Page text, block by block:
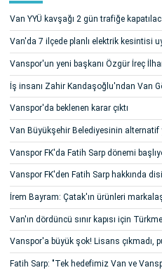
Van YYÜ kavşağı 2 gün trafiğe
Van'da 7 ilçede planlı elektrik kesintisi
Vanspor'un yeni başkanı Özgür İreç
İş insanı Zahir Kandaşoğlu'ndan Van
Vanspor'da beklenen karar çıktı
Van Büyükşehir Belediyesinin
Vanspor FK'da Fatih Sarp dönemi
Vanspor FK'den Fatih Sarp hakkında
İrem Bayram: Çatak'ın ürünleri
Van'ın dördüncü sınır kapısı için
Vanspor'a büyük şok! Lisans çıkmadı,
Fatih Sarp: "Tek hedefimiz Van ve